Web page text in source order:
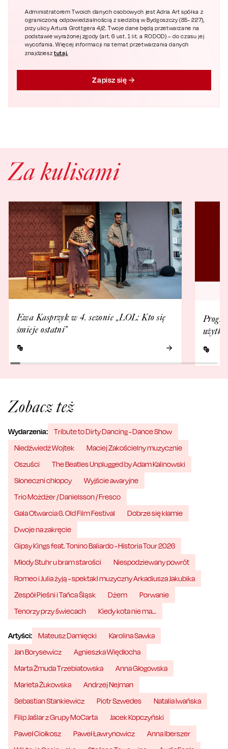
Administratorem Twoich danych osobowych jest Adria Art spółka z
ograniczoną odpowiedzialnością z siedzibą w Bydgoszczy (85- 227),
przy ulicy Artura Grottgera 4/2. Twoje dane będą przetwarzane na
podstawie wyrażonej zgody (art. 6 ust. 1 lit. a RODOD) – do czasu jej
wycofania. Więcej informacji na temat przetwarzania danych
znajdziesztutaj.
Zapisz się
Za kulisami
Ewa Kasprzyk w 4. sezonie „LOL: Kto się
śmieje ostatni”
Zobacz też
Wydarzenia:
Tribute to Dirty Dancing - Dance Show
Niedźwiedź Wojtek
Maciej Zakościelny muzycznie
Oszuści
The Beatles Unplugged by Adam Kalinowski
Słoneczni chłopcy
Wyjście awaryjne
Trio Możdżer / Danielsson / Fresco
Gala Otwarcia 6. Old Film Festival
Dobrze się kłamie
Dwoje na zakręcie
Gipsy Kings feat. Tonino Baliardo - Historia Tour 2026
Młody Stuhr u bram starości
Niespodziewany powrót
Romeo i Julia żyją - spektakl muzyczny Arkadiusza Jakubika
Zespół Pieśni i Tańca Śląsk
Dżem
Porwanie
Tenorzy przy świecach
Kiedy kota nie ma…
Artyści: Mateusz Damięcki
Karolina Sawka
Jan Borysewicz
Agnieszka Więdłocha
Marta Żmuda Trzebiatowska
Anna Głogowska
Marieta Żukowska
Andrzej Nejman
Sebastian Stankiewicz
Piotr Szwedes
Natalia Iwańska
Filip Jaślar z Grupy MoCarta
Jacek Kopczyński
Paweł Ciołkosz
Paweł Ławrynowicz
Anna Iberszer